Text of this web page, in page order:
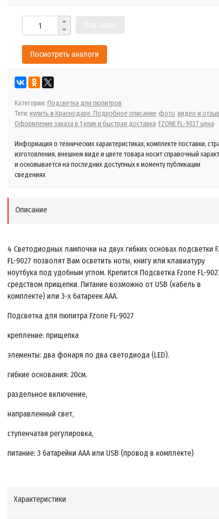
Посмотреть аналоги
Категория: Подсветка для пюпитров
Теги: купить в Краснодаре. Подробное описание фото видео и
Оформление заказа в 1 клик и быстрая доставка FZONE FL-9027 цена
Информация о технических характеристиках, комплекте поставки,
изготовления, внешнем виде и цвете товара носит справочный
и основывается на последних доступных к моменту публикации
сведениях
Описание
4 Светодиодных лампочки на двух гибких основах подсветки
FL-9027 позволят Вам осветить ноты, книгу или клавиатуру
ноутбука под удобным углом. Крепится Подсветка Fzone FL-
средством прищепки. Питание возможно от USB (кабель в
комплекте) или 3-х батареек ААА.
Подсветка для пюпитра Fzone FL-9027
крепление: прищепка
элементы: два фонаря по два светодиода (LED).
гибкие основания: 20см.
раздельное включение,
направленный свет,
ступенчатая регулировка,
питание: 3 батарейки AAA или USB (провод в комплекте)
Характеристики